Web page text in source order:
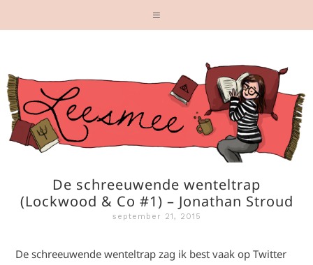
De schreeuwende wenteltrap
(Lockwood & Co #1) – Jonathan Stroud
september 21, 2015
De schreeuwende wenteltrap zag ik best vaak op Twitter